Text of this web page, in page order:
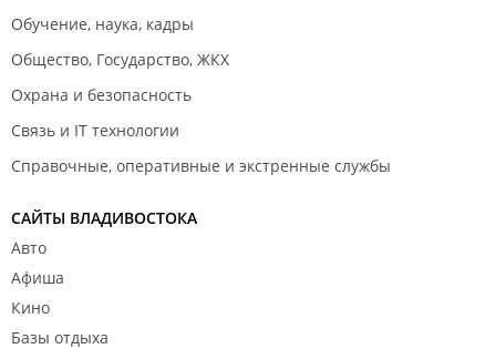
Обучение, наука, кадры
Общество, Государство, ЖКХ
Охрана и безопасность
Связь и IT технологии
Справочные, оперативные и экстренные службы
САЙТЫ ВЛАДИВОСТОКА
Авто
Афиша
Кино
Базы отдыха